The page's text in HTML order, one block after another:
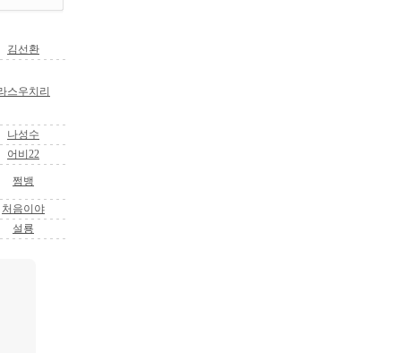
김선환
스우치리
나성수
어비22
쩜뱅
처음이야
설룡